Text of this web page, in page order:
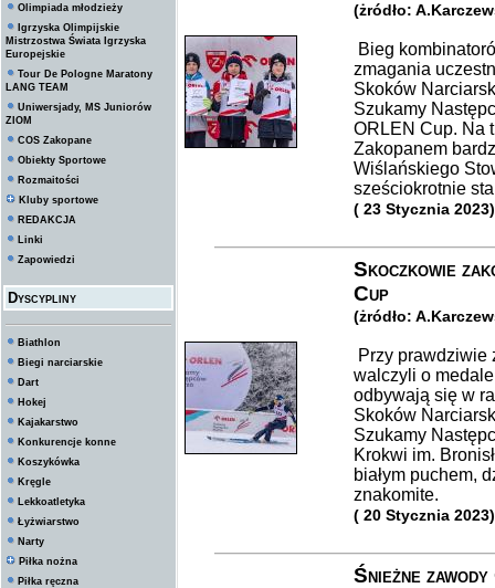
Olimpiada młodzieży
Igrzyska Olimpijskie
Mistrzostwa Świata Igrzyska
Europejskie
Tour De Pologne Maratony
LANG TEAM
Uniwersjady, MS Juniorów
ZIOM
COS Zakopane
Obiekty Sportowe
Rozmaitości
Kluby sportowe
REDAKCJA
Linki
Zapowiedzi
Dyscypliny
Biathlon
Biegi narciarskie
Dart
Hokej
Kajakarstwo
Konkurencje konne
Koszykówka
Kręgle
Lekkoatletyka
Łyżwiarstwo
Narty
Piłka nożna
Piłka ręczna
(żródło:
Bieg
zmagania
Skoków
Szukamy
ORLEN Cup. Na
Zakopanem
Wiślańskiego
sześciokrotnie
( 23 Stycznia 2023)
Skoczkowie
Cup
(żródło:
Przy prawdziwie
walczyli o
odbywają się w
Skoków
Szukamy
Krokwi im.
białym puchem,
znakomite.
( 20 Stycznia 2023)
Śnieżne